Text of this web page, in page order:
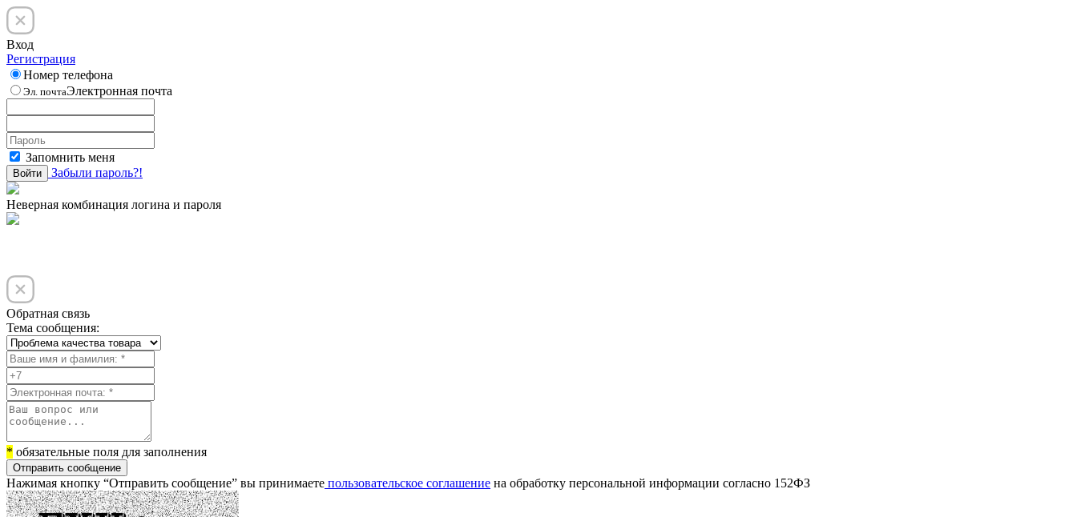
Вход
Регистрация
Номер телефона
Эл. почтаЭлектронная почта
Запомнить меня
Войти Забыли пароль?!
Неверная комбинация логина и пароля
Обратная связь
Тема сообщения:
* обязательные поля для заполнения
Отправить сообщение
Нажимая кнопку “Отправить сообщение” вы принимаете пользовательское соглашение на обработку персональной информации согласно 152ФЗ